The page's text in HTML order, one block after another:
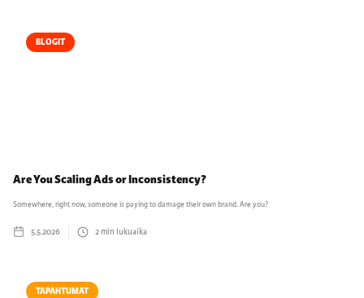
BLOGIT
Are You Scaling Ads or Inconsistency?
Somewhere, right now, someone is paying to damage their own brand. Are you?
5.5.2026 2min lukuaika
TAPAHTUMAT